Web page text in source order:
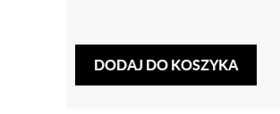
DODAJ DO KOSZYKA